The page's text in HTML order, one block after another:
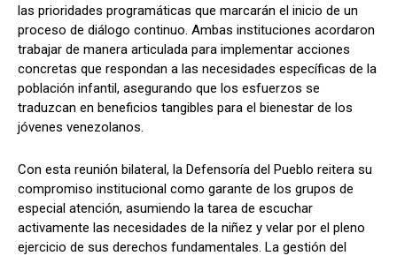
las prioridades programáticas que marcarán el inicio de un
proceso de diálogo continuo. Ambas instituciones acordaron
trabajar de manera articulada para implementar acciones
concretas que respondan a las necesidades específicas de la
población infantil, asegurando que los esfuerzos se
traduzcan en beneficios tangibles para el bienestar de los
jóvenes venezolanos.
Con esta reunión bilateral, la Defensoría del Pueblo reitera su
compromiso institucional como garante de los grupos de
especial atención, asumiendo la tarea de escuchar
activamente las necesidades de la niñez y velar por el pleno
ejercicio de sus derechos fundamentales. La gestión del